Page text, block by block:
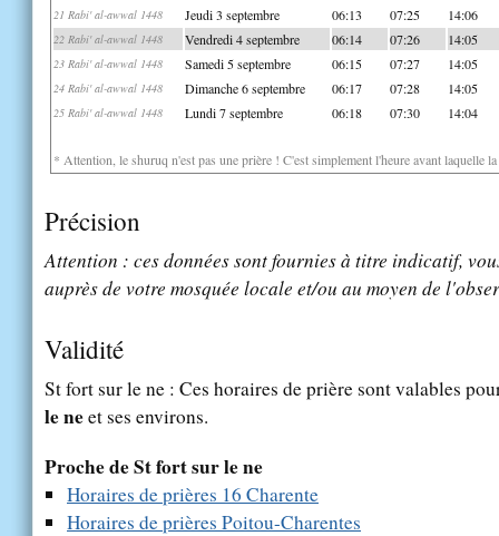
21 Rabi' al-awwal 1448 Jeudi 3 septembre 06:13 07:25 14:06
22 Rabi' al-awwal 1448 Vendredi 4 septembre 06:14 07:26 14:05
23 Rabi' al-awwal 1448 Samedi 5 septembre 06:15 07:27 14:05
24 Rabi' al-awwal 1448 Dimanche 6 septembre 06:17 07:28 14:05
25 Rabi' al-awwal 1448 Lundi 7 septembre 06:18 07:30 14:04
* Attention, le shuruq n'est pas une prière ! C'est simplement l'heure avant laquelle
Précision
Attention : ces données sont fournies à titre indicatif,
auprès de votre mosquée locale et/ou au moyen de
Validité
St fort sur le ne : Ces horaires de prière sont valables
le neet ses environs.
Proche de St fort sur le ne
Horaires de prières 16 Charente
Horaires de prières Poitou-Charentes